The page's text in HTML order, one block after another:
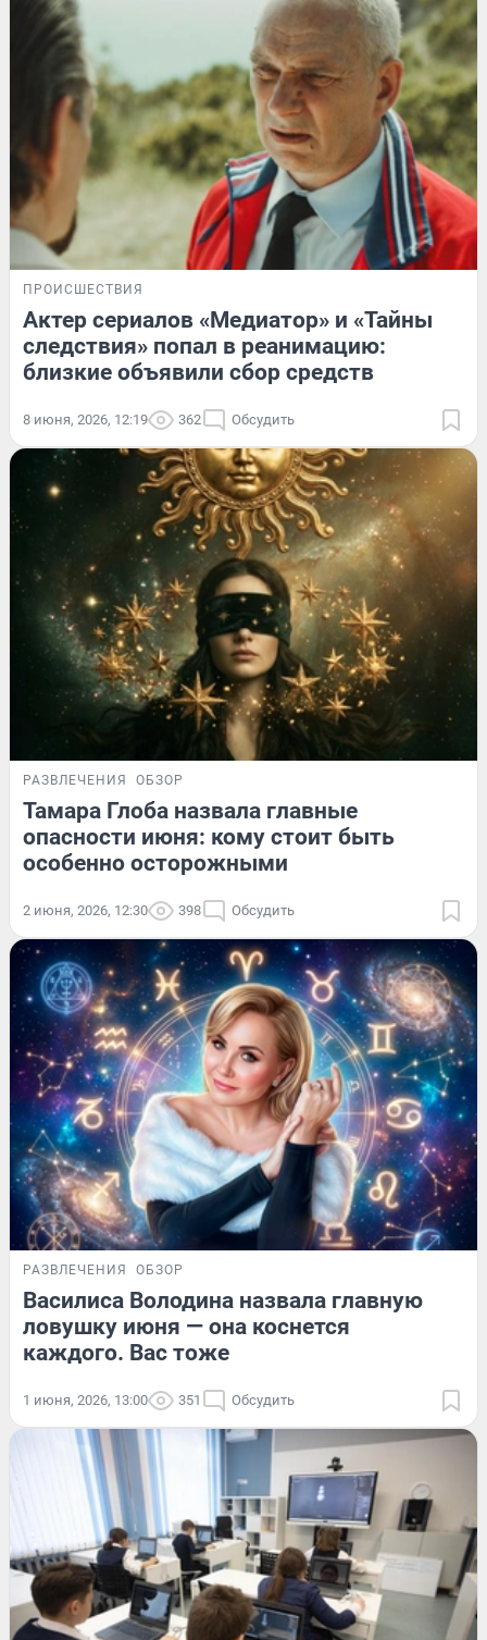
ПРОИСШЕСТВИЯ
Актер сериалов «Медиатор» и «Тайны
следствия» попал в реанимацию:
близкие объявили сбор средств
8 июня, 2026, 12:19 362 Обсудить
РАЗВЛЕЧЕНИЯ ОБЗОР
Тамара Глоба назвала главные
опасности июня: кому стоит быть
особенно осторожными
2 июня, 2026, 12:30 398 Обсудить
РАЗВЛЕЧЕНИЯ ОБЗОР
Василиса Володина назвала главную
ловушку июня — она коснется
каждого. Вас тоже
1 июня, 2026, 13:00 351 Обсудить